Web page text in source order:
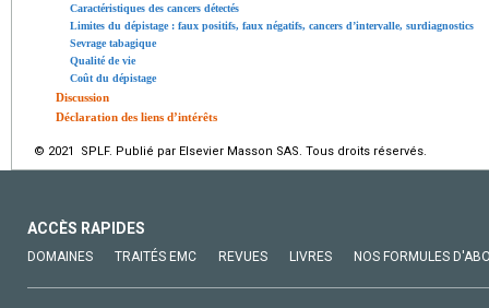
Caractéristiques des cancers détectés
Limites du dépistage : faux positifs, faux négatifs, cancers d’intervalle, surdiagnostics
Sevrage tabagique
Qualité de vie
Coût du dépistage
Discussion
Déclaration des liens d’intérêts
© 2021 SPLF. Publié par Elsevier Masson SAS. Tous droits réservés.
ACCÈS RAPIDES
DOMAINES TRAITÉS EMC REVUES LIVRES NOS FORMULES